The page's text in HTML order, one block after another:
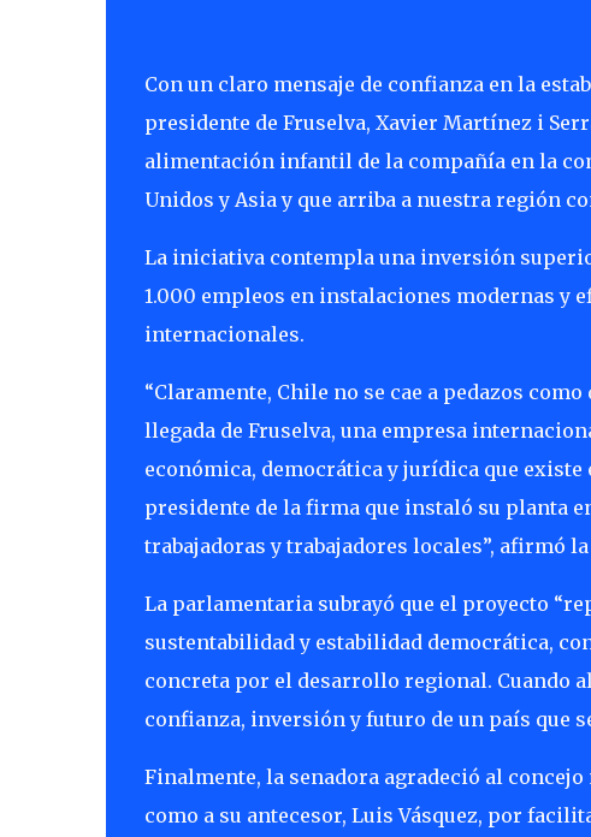
Con un claro mensaje de confianza en la
presidente de Fruselva, Xavier Martínez i
alimentación infantil de la compañía en la
Unidos y Asia y que arriba a nuestra región
La iniciativa contempla una inversión
1.000 empleos en instalaciones modernas y
internacionales.
“Claramente, Chile no se cae a pedazos
llegada de Fruselva, una empresa
económica, democrática y jurídica que
presidente de la firma que instaló su planta
trabajadoras y trabajadores locales”, afirmó
La parlamentaria subrayó que el proyecto
sustentabilidad y estabilidad democrática,
concreta por el desarrollo regional. Cuando
confianza, inversión y futuro de un país que
Finalmente, la senadora agradeció al
como a su antecesor, Luis Vásquez, por